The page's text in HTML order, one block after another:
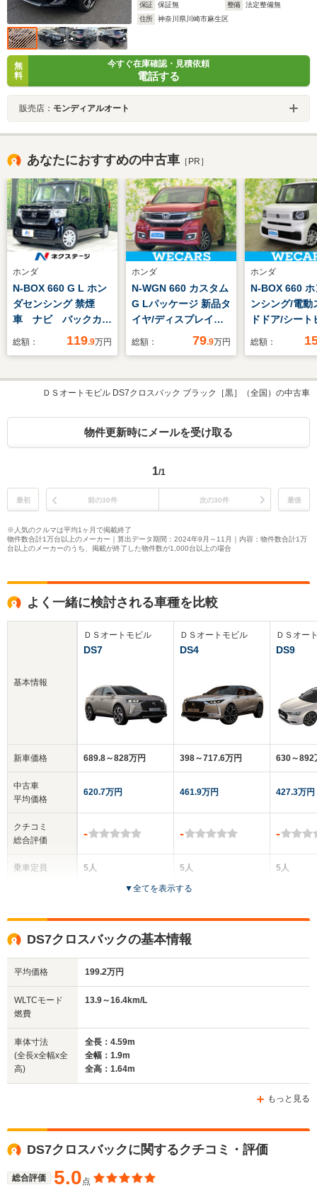
保証
保証無 整備
法定整備無
住所
神奈川県川崎市麻生区
無
料
今すぐ在庫確認・見積依頼
電話する
販売店： モンディアルオート
あなたにおすすめの中古車 ［PR］
ホンダ
N-BOX 660 G L ホン
ダセンシング 禁煙
車 ナビ バックカメ
ラ ETC 衝突被害軽
ティブクルーズ
CD/DVD/フルセグ
ド オートライト ス
総額： 119.9万円
ホンダ
N-WGN 660 カスタム
G Lパッケージ 新品タ
イヤ/ディスプレイオ
ーディオ/ドライブレ
付ABS/横滑り防止装
置/アイドリングスト
ワンセグTV
総額： 79.9万円
ホンダ
N-BOX 660
ンシング/電動
ドドア/シート
ー 前席/車線
り防止装置/ア
ングストップ/
総額：
ＤＳオートモビル DS7クロスバック ブラック［黒］（全国）の中古車
物件更新時にメールを受け取る
1/1
最初 前の30件 次の30件 最後
※人気のクルマは平均1ヶ月で掲載終了
物件数合計1万台以上のメーカー｜算出データ期間：2024年9月～11月｜内容：物件数合計1万
台以上のメーカーのうち、掲載が終了した物件数が1,000台以上の場合
よく一緒に検討される車種を比較
基本情報
新車価格
中古車
平均価格
クチコミ
総合評価
乗車定員
サイズ
(全長x全幅x全高)
WLTCモード
燃費
ＤＳオートモビル
DS7
689.8～828万円
620.7万円
-
5人
全高
1.66m
全幅
1.9m
12.5km/L
16.7km/L
ＤＳオートモビル
DS4
398～717.6万円
461.9万円
-
5人
5ドア
16.8km/L
ＤＳオー
DS9
630～892
427.3万円
-
5人
▼全てを表示する
DS7クロスバックの基本情報
平均価格 199.2万円
WLTCモード
燃費
13.9～16.4km/L
車体寸法
(全長x全幅x全
高)
全長：4.59m
全幅：1.9m
全高：1.64m
もっと見る
DS7クロスバックに関するクチコミ・評価
総合評価 5.0点